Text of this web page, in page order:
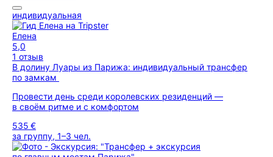
индивидуальная
Елена
5,0
1 отзыв
В долину Луары из Парижа: индивидуальный трансфер
по замкам
Провести день среди королевских резиденций —
в своём ритме и с комфортом
535 €
за группу, 1–3 чел.